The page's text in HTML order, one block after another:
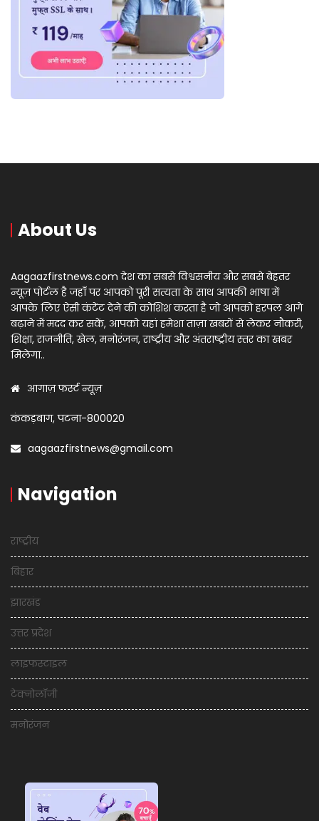
About Us
Aagaazfirstnews.com देश का सबसे विश्वसनीय और सबसे बेहतर
न्यूज़ पोर्टल है जहाँ पर आपको पूरी सत्यता के साथ आपकी भाषा में
आपके लिए ऐसी कंटेंट देने की कोशिश करता है जो आपको हरपल आगे
बढ़ाने में मदद कर सकें, आपको यहां हमेशा ताज़ा खबरों से लेकर नौकरी,
शिक्षा, राजनीति, खेल, मनोरंजन, राष्ट्रीय और अंतराष्ट्रीय स्तर का खबर
मिलेगा..
आगाज़ फर्स्ट न्यूज़
कंकड़बाग, पटना-800020
aagaazfirstnews@gmail.com
Navigation
राष्ट्रीय
बिहार
झारखंड
उत्तर प्रदेश
लाइफस्टाइल
टेक्नोलॉजी
मनोरंजन